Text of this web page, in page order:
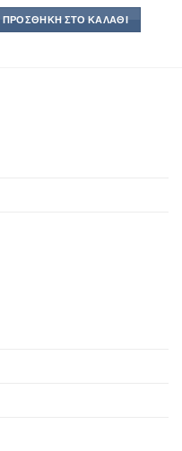
ΠΡΟΣΘΉΚΗ ΣΤΟ ΚΑΛΆΘΙ